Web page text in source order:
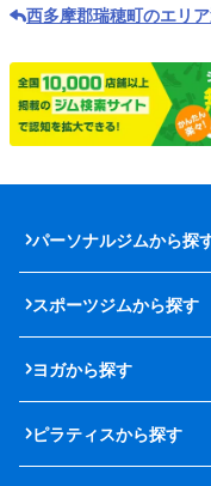
西多摩郡瑞穂町のエリ
パーソナルジムから探
スポーツジムから探す
ヨガから探す
ピラティスから探す